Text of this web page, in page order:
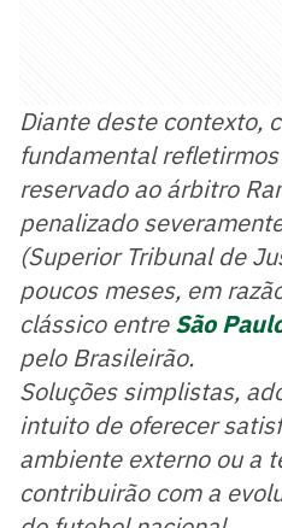
Diante deste contexto,
fundamental
reservado ao árbitro
penalizado
(Superior Tribunal de
poucos meses, em
clássico entreSão
pelo Brasileirão.
Soluções simplistas,
intuito de oferecer
ambiente externo ou a
contribuirão com a